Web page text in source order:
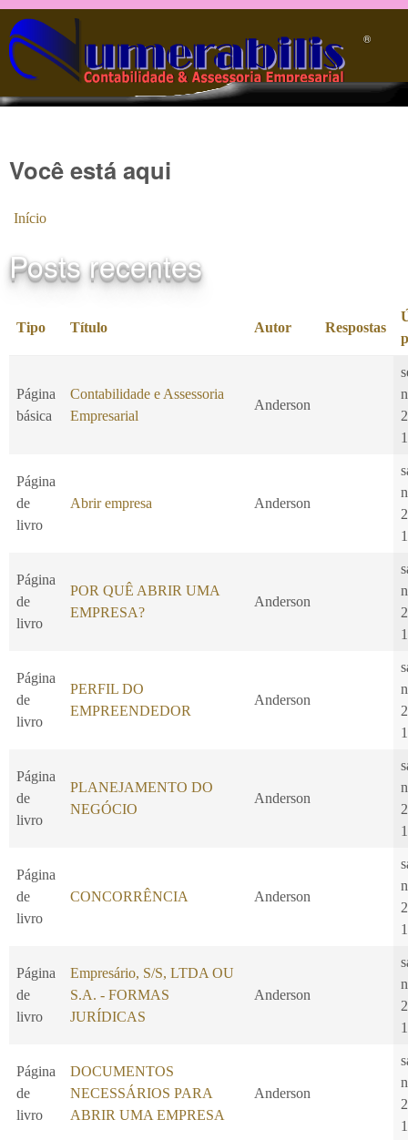
Pular para o conteúdo principal
®️
Você está aqui
Início
Posts recentes
Tipo Título Autor Respostas
Página
básica
Contabilidade e Assessoria
Empresarial
Anderson
Página
de
livro
Abrir empresa Anderson
Página
de
livro
POR QUÊ ABRIR UMA
EMPRESA?
Anderson
Página
de
livro
PERFIL DO
EMPREENDEDOR
Anderson
Página
de
livro
PLANEJAMENTO DO
NEGÓCIO
Anderson
Página
de
livro
CONCORRÊNCIA Anderson
Página
de
livro
Empresário, S/S, LTDA OU
S.A. - FORMAS
JURÍDICAS
Anderson
Página
de
livro
DOCUMENTOS
NECESSÁRIOS PARA
ABRIR UMA EMPRESA
Anderson